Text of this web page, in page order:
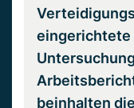
eingerichtete
beinhalten